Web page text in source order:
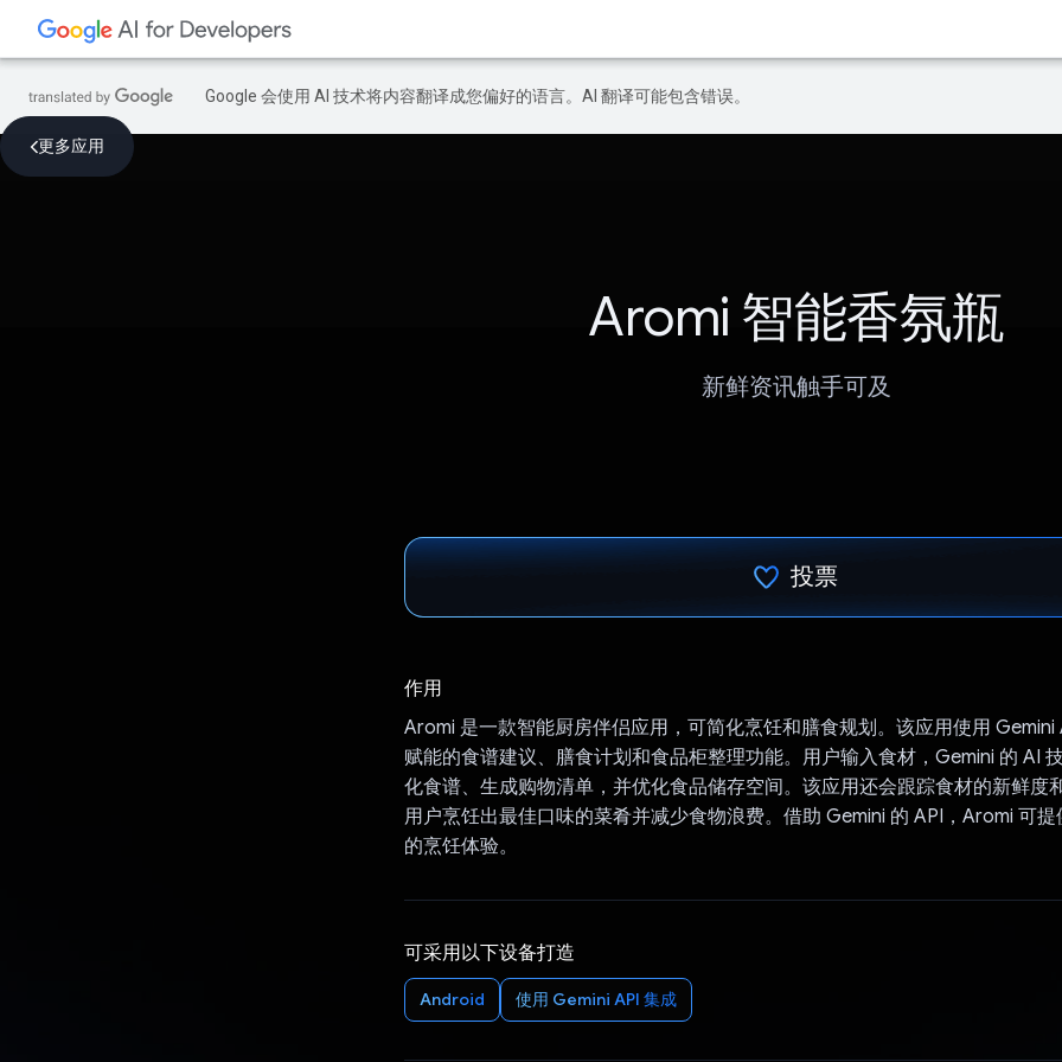
Google 会使用 AI 技术将内容翻译成您偏好的语言。AI 翻译可能包含错误。
更多应用
Aromi 智能香氛瓶
新鲜资讯触手可及
投票
作用
Aromi 是一款智能厨房伴侣应用，可简化烹饪和膳食规划。该应用使用 Gemini
赋能的食谱建议、膳食计划和食品柜整理功能。用户输入食材，Gemini 的 AI
化食谱、生成购物清单，并优化食品储存空间。该应用还会跟踪食材的新鲜度
用户烹饪出最佳口味的菜肴并减少食物浪费。借助 Gemini 的 API，Aromi 可
的烹饪体验。
可采用以下设备打造
Android 使用 Gemini API 集成